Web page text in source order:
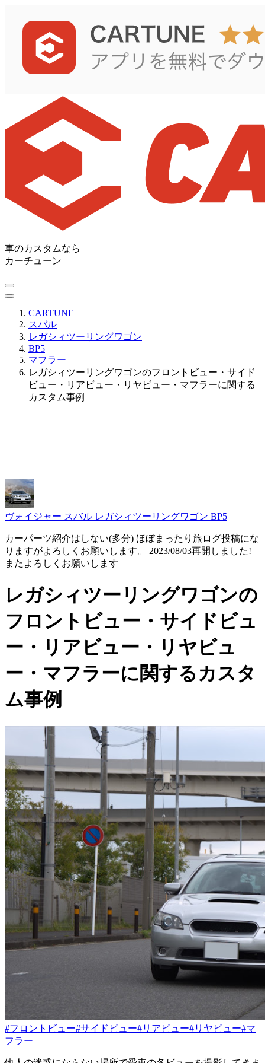
車のカスタムなら
カーチューン
CARTUNE
スバル
レガシィツーリングワゴン
BP5
マフラー
レガシィツーリングワゴンのフロントビュー・サイド
ビュー・リアビュー・リヤビュー・マフラーに関する
カスタム事例
ヴォイジャー スバル レガシィツーリングワゴン BP5
カーパーツ紹介はしない(多分) ほぼまったり旅ログ投稿にな
りますがよろしくお願いします。 2023/08/03再開しました!
またよろしくお願いします
レガシィツーリングワゴンの
フロントビュー・サイドビュ
ー・リアビュー・リヤビュ
ー・マフラーに関するカスタ
ム事例
#フロントビュー#サイドビュー#リアビュー#リヤビュー#マ
フラー